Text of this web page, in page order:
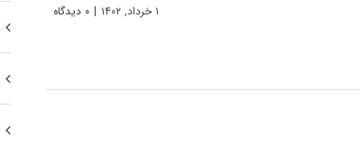
۱ خرداد, ۱۴۰۲ | ۰ دیدگاه